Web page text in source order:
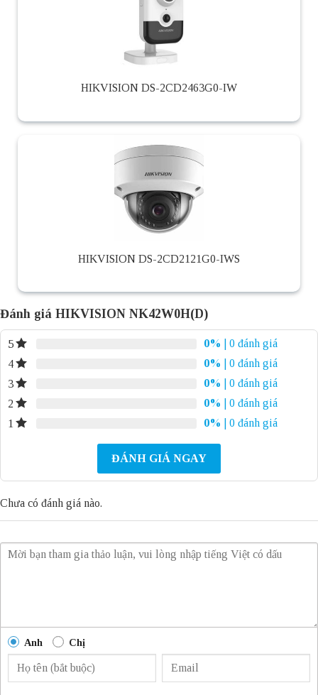
HIKVISION DS-2CD2463G0-IW
HIKVISION DS-2CD2121G0-IWS
Đánh giá HIKVISION NK42W0H(D)
5 0%
| 0 đánh giá
4
0%
| 0 đánh giá
3
0%
| 0 đánh giá
2
0%
| 0 đánh giá
1
0% | 0 đánh giá
ĐÁNH GIÁ NGAY
Chưa có đánh giá nào.
Anh Chị